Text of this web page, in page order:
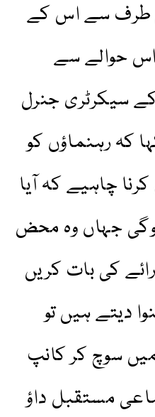
طرف سے اس کے
حوالے سے
سیکرٹری جنرل
کہ رہنماؤں کو
چاہیے کہ آیا
جہاں وہ محض
رائے کی بات کریں
دیتے ہیں تو
سوچ کر کانپ
مستقبل داؤ